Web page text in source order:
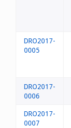
DRO2017-
0005
DRO2017-
0006
DRO2017-
0007